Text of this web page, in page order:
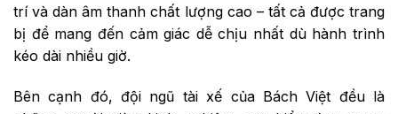
trí và dàn âm thanh chất lượng cao – tất cả được trang
bị để mang đến cảm giác dễ chịu nhất dù hành trình
kéo dài nhiều giờ.
Bên cạnh đó, đội ngũ tài xế của Bách Việt đều là